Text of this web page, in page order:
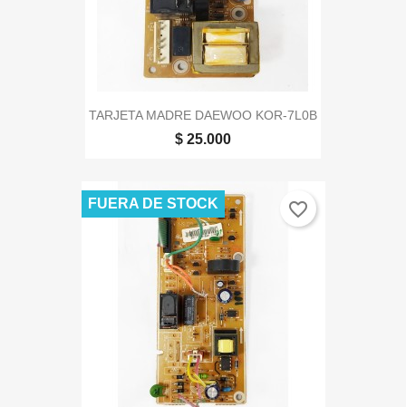
TARJETA MADRE DAEWOO KOR-7L0B
$ 25.000
FUERA DE STOCK favorite_border